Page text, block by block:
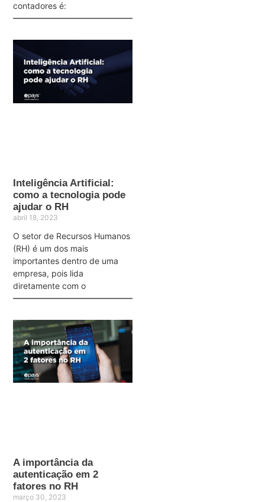
contadores é:
Inteligência Artificial:
como a tecnologia pode
ajudar o RH
abril 18, 2023
O setor de Recursos Humanos
(RH) é um dos mais
importantes dentro de uma
empresa, pois lida
diretamente com o
A importância da
autenticação em 2
fatores no RH
março 30, 2023